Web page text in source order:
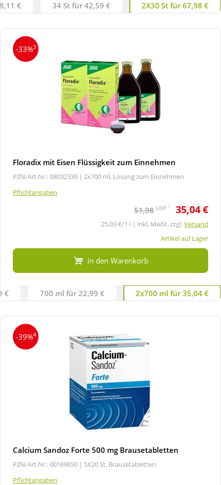
€ 34 St für 42,59 € 2X30 St für 67,98 €
-33%3
Floradix mit Eisen Flüssigkeit zum Einnehmen
PZN/Art.Nr.: 08032339 | 2x700 ml, Lösung zum Einnehmen
Pflichtangaben
51,98 UVP 1 35,04 €
25,03 €/1 l | inkl. MwSt. zzgl.Versand
Artikel auf Lager
In den Warenkorb
€ 700 ml für 22,99 € 2x700 ml für 35,04 €
-39%4
Calcium Sandoz Forte 500 mg Brausetabletten
PZN/Art.Nr.: 00169650 | 5X20 St, Brausetabletten
Pflichtangaben